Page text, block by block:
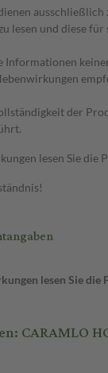
lesen und diese
Informationen
der
lesen Sie die
lesen Sie
CARAMLO